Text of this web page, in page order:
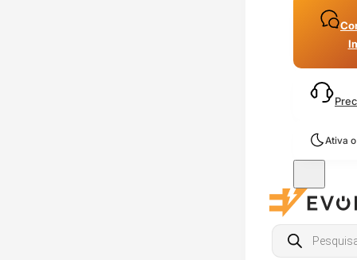
Ativa
Products
search